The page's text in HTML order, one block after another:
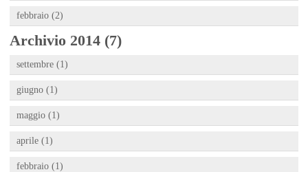
febbraio (2)
Archivio 2014 (7)
settembre (1)
giugno (1)
maggio (1)
aprile (1)
febbraio (1)